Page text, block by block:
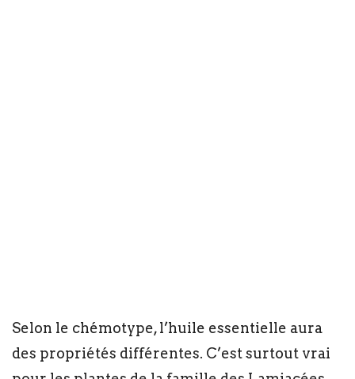
Selon le chémotype, l’huile essentielle aura
des propriétés différentes. C’est surtout vrai